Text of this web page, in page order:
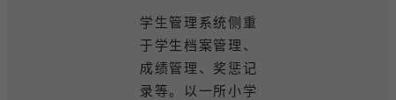
学生管理系统侧重
于学生档案管理、
成绩管理、奖惩记
录等。以一所小学